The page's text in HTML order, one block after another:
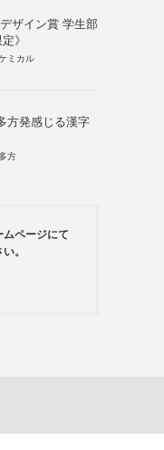
ザイン賞 学生部
》
ミカル
方発感じる漢字
方
ムページにて
。